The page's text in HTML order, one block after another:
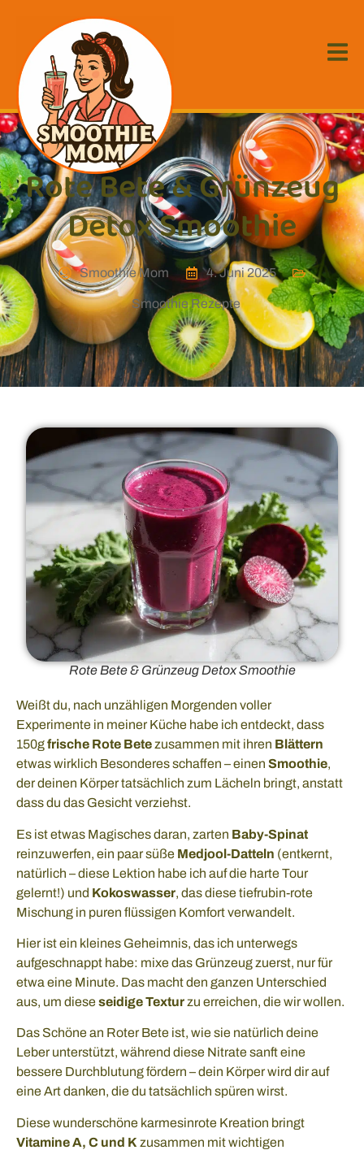
Rote Bete & Grünzeug
Detox Smoothie
Smoothie Mom 4. Juni 2025
Smoothie Rezepte
Rote Bete & Grünzeug Detox Smoothie
Weißt du, nach unzähligen Morgenden voller
Experimente in meiner Küche habe ich entdeckt, dass
150gfrische Rote Betezusammen mit ihren Blättern
etwas wirklich Besonderes schaffen – einen Smoothie,
der deinen Körper tatsächlich zum Lächeln bringt, anstatt
dass du das Gesicht verziehst.
Es ist etwas Magisches daran, zarten Baby-Spinat
reinzuwerfen, ein paar süße Medjool-Datteln (entkernt,
natürlich – diese Lektion habe ich auf die harte Tour
gelernt!) und Kokoswasser, das diese tiefrubin-rote
Mischung in puren flüssigen Komfort verwandelt.
Hier ist ein kleines Geheimnis, das ich unterwegs
aufgeschnappt habe: mixe das Grünzeug zuerst, nur für
etwa eine Minute. Das macht den ganzen Unterschied
aus, um dieseseidige Texturzu erreichen, die wir wollen.
Das Schöne an Roter Bete ist, wie sie natürlich deine
Leber unterstützt, während diese Nitrate sanft eine
bessere Durchblutung fördern – dein Körper wird dir auf
eine Art danken, die du tatsächlich spüren wirst.
Diese wunderschöne karmesinrote Kreation bringt
Vitamine A, C und K zusammen mit wichtigen